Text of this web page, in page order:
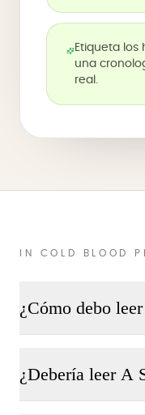
Etiqueta los
una
real.
IN COLD BLOOD
¿Cómo debo
¿Debería leer A